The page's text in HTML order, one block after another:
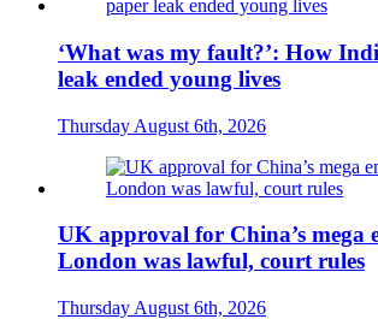
‘What was my fault?’: How
leak ended young lives
Thursday August 6th, 2026
UK approval for China’s mega
London was lawful, court rules
Thursday August 6th, 2026